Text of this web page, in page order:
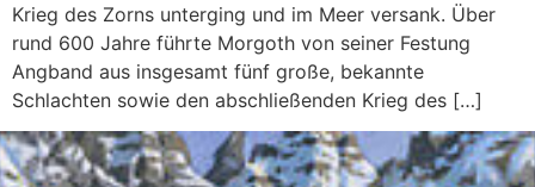
Krieg des Zorns unterging und im Meer versank. Über
rund 600 Jahre führte Morgoth von seiner Festung
Angband aus insgesamt fünf große, bekannte
Schlachten sowie den abschließenden Krieg des […]